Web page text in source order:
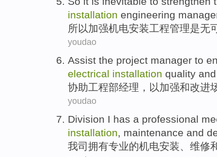
installation engineering
所以加强机电安装工程管理是无
youdao
Assist the project manager to
electrical installation quality
协助工程部经理 ， 以加强和改进
youdao
Division I has a professional
installation, maintenance and
我司 拥有专业的机电安装、 维修